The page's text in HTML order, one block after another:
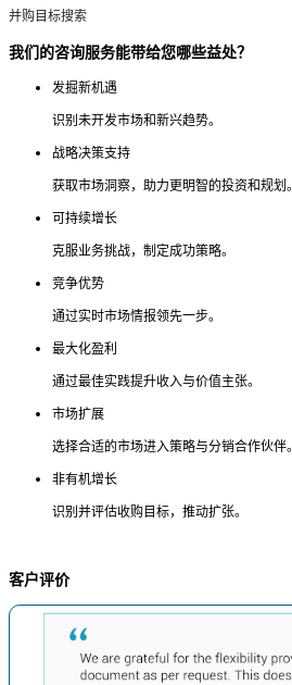
并购目标搜索
我们的咨询服务能带给您哪些益处？
发掘新机遇
识别未开发市场和新兴趋势。
战略决策支持
获取市场洞察，助力更明智的投资和规划。
可持续增长
克服业务挑战，制定成功策略。
竞争优势
通过实时市场情报领先一步。
最大化盈利
通过最佳实践提升收入与价值主张。
市场扩展
选择合适的市场进入策略与分销合作伙伴。
非有机增长
识别并评估收购目标，推动扩张。
客户评价